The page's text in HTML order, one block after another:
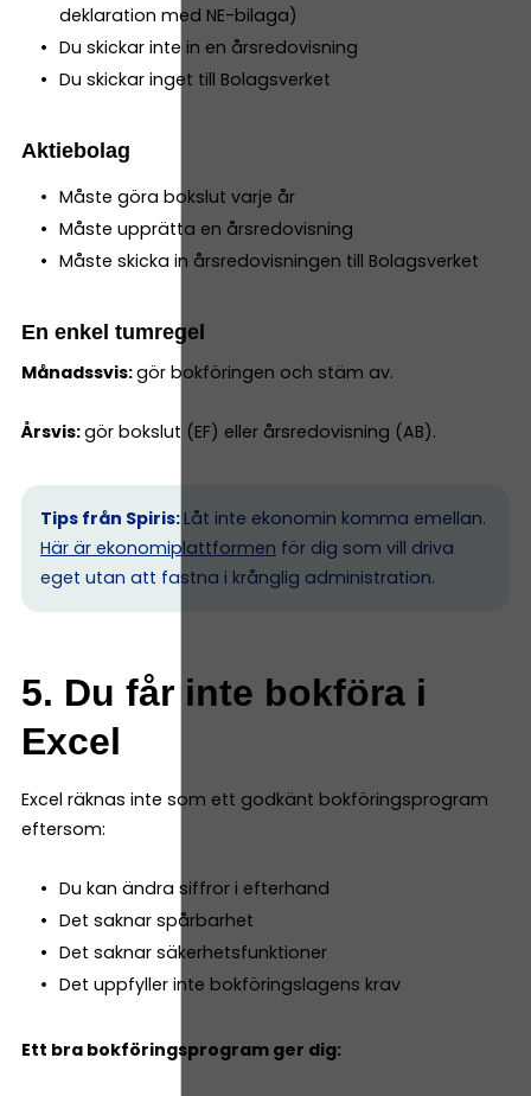
deklaration med NE-bilaga)
Du skickar inte in en årsredovisning
Du skickar inget till Bolagsverket
Aktiebolag
Måste göra bokslut varje år
Måste upprätta en årsredovisning
Måste skicka in årsredovisningen till Bolagsverket
En enkel tumregel
Månadssvis:gör bokföringen och stäm av.
Årsvis:gör bokslut (EF) eller årsredovisning (AB).
Tips från Spiris: Låt inte ekonomin komma emellan.
Här är ekonomiplattformen för dig som vill driva
eget utan att fastna i krånglig administration.
5. Du får inte bokföra i
Excel
Excel räknas inte som ett godkänt bokföringsprogram
eftersom:
Du kan ändra siffror i efterhand
Det saknar spårbarhet
Det saknar säkerhetsfunktioner
Det uppfyller inte bokföringslagens krav
Ett bra bokföringsprogram ger dig: